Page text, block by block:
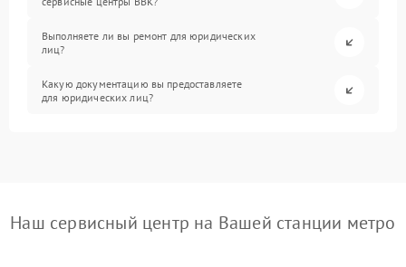
Выполняете ли вы ремонт для юридических
лиц?
Какую документацию вы предоставляете
для юридических лиц?
Наш сервисный центр на Вашей станции метро